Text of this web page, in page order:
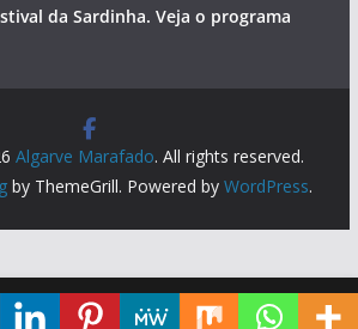
da Sardinha. Veja o programa
Algarve Marafado. All rights reserved.
by ThemeGrill. Powered by WordPress.
Diga ao Google que o Algarve Marafado é uma das suas fontes de informação preferidas